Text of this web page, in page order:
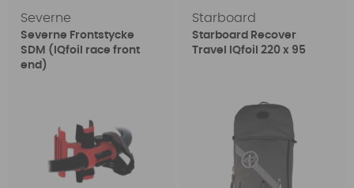
Severne
Severne Frontstycke
SDM (IQfoil race front
end)
Starboard
Starboard Recover
Travel IQfoil 220 x 95